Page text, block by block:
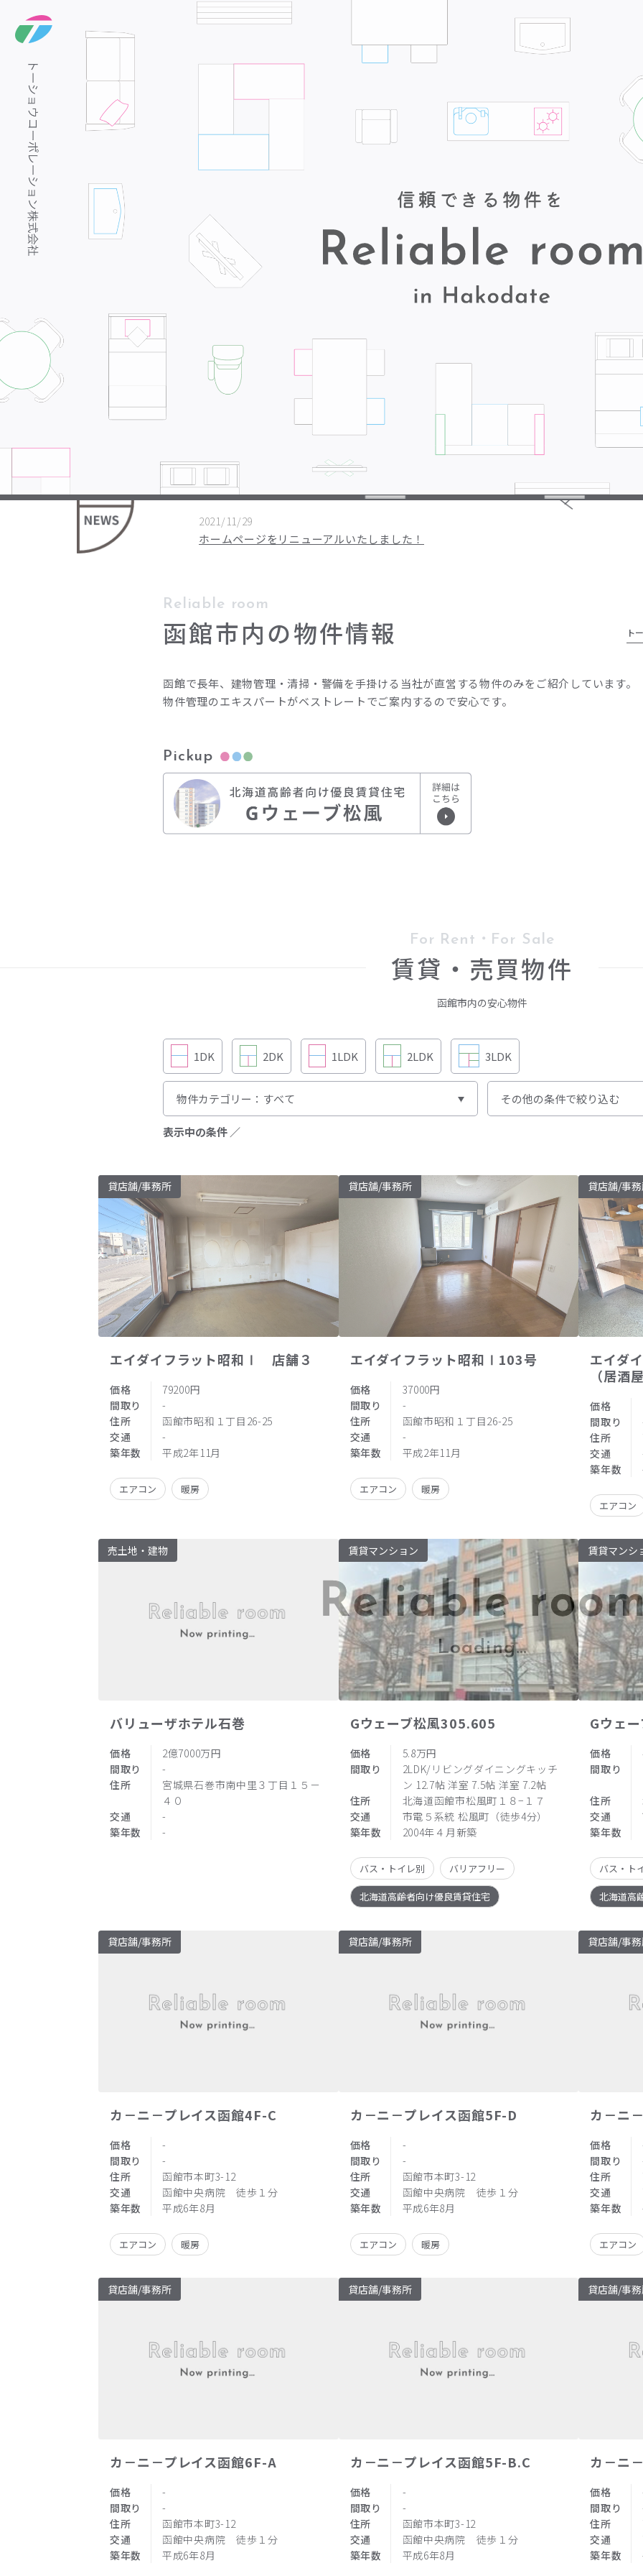
2021/11/29
ホームページをリニューアルいたしました！
Reliable room
函館市内の物件情報 ト
函館で長年、建物管理・清掃・警備を手掛ける当社が直営する物件のみをご紹介しています。
物件管理のエキスパートがベストレートでご案内するので安心です。
Pickup
For Rent・For Sale
賃貸・売買物件
函館市内の安心物件
1DK 2DK 1LDK 2LDK 3LDK
表示中の条件 ／
貸店舗/事務所
エイダイフラット昭和Ⅰ 店舗３
価格
79200円
間取り
-
住所
函館市昭和１丁目26-25
交通
-
築年数
平成2年11月
エアコン 暖房
貸店舗/事務所
エイダイフラット昭和Ⅰ103号
価格
37000円
間取り
-
住所
函館市昭和１丁目26-25
交通
-
築年数
平成2年11月
エアコン 暖房
貸店舗/事
エイダ
（居酒
価格
間取り
住所
交通
築年数
エアコン
売土地・建物
バリューザホテル石巻
価格
2億7000万円
間取り
-
住所
宮城県石巻市南中里３丁目１５－
４０
交通
-
築年数
-
賃貸マンション
Gウェーブ松風305.605
価格
5.8万円
間取り
2LDK/リビングダイニングキッチ
ン 12.7帖 洋室 7.5帖 洋室 7.2帖
住所
北海道函館市松風町１８−１７
交通
市電５系統 松風町（徒歩4分）
築年数
2004年４月新築
バス・トイレ別 バリアフリー
北海道高齢者向け優良賃貸住宅
賃貸マンシ
Gウェ
価格
間取り
住所
交通
築年数
バス・ト
北海道高
貸店舗/事務所
カ－ニ－プレイス函館4F-C
価格
-
間取り
-
住所
函館市本町3-12
交通
函館中央病院 徒歩１分
築年数
平成6年8月
エアコン 暖房
貸店舗/事務所
カ－ニ－プレイス函館5F-D
価格
-
間取り
-
住所
函館市本町3-12
交通
函館中央病院 徒歩１分
築年数
平成6年8月
エアコン 暖房
貸店舗/事
カ－ニ
価格
間取り
住所
交通
築年数
エアコン
貸店舗/事務所
カ－ニ－プレイス函館6F-A
価格
-
間取り
-
住所
函館市本町3-12
交通
函館中央病院 徒歩１分
築年数
平成6年8月
貸店舗/事務所
カ－ニ－プレイス函館5F-B.C
価格
-
間取り
-
住所
函館市本町3-12
交通
函館中央病院 徒歩１分
築年数
平成6年8月
貸店舗/事
カ－ニ
価格
間取り
住所
交通
築年数